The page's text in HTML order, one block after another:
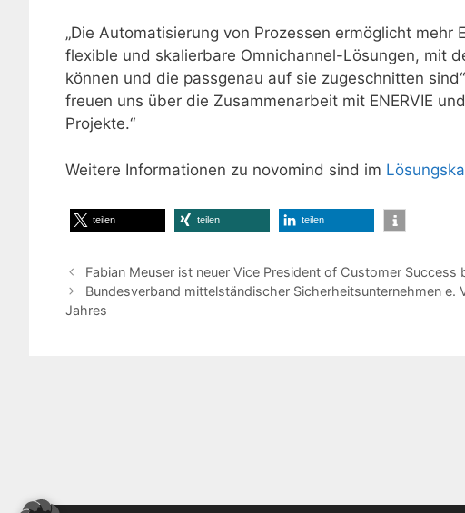
„Die Automatisierung von Prozessen ermöglicht
flexible und skalierbare Omnichannel-Lösungen, mit
können und die passgenau auf sie zugeschnitten
freuen uns über die Zusammenarbeit mit ENERVIE
Projekte.“
Weitere Informationen zu novomind sind im
teilen teilen teilen
Fabian Meuser ist neuer Vice President of Customer Success
Bundesverband mittelständischer Sicherheitsunternehmen e.
Jahres